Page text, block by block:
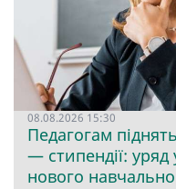
08.08.2026 15:30
Педагогам
— стипендії:
нового